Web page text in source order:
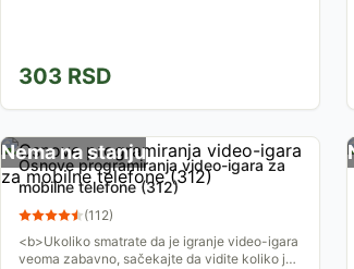
303 RSD
Nema na stanju
Osnove programiranja video-igara za
mobilne telefone (312)
(112)
<b>Ukoliko smatrate da je igranje video-igara
veoma zabavno, sačekajte da vidite koliko je